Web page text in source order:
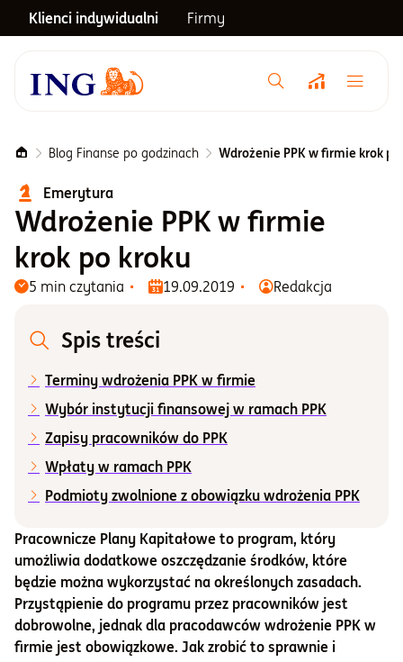
Klienci indywidualni Firmy
Menu główne
Notowania
Emerytura
Inwestycje
Blog
Centrum pomocy
Informacje i dokumenty
O nas
Otwórz konto
Zaloguj
Blog Finanse po godzinach Wdrożenie PPK w firmie krok
Emerytura
Wdrożenie PPK w firmie
krok po kroku
5 min czytania 19.09.2019 Redakcja
Pracownicze Plany Kapitałowe to program, który
umożliwia dodatkowe oszczędzanie środków, które
będzie można wykorzystać na określonych zasadach.
Przystąpienie do programu przez pracowników jest
dobrowolne, jednak dla pracodawców wdrożenie PPK w
firmie jest obowiązkowe. Jak zrobić to sprawnie i
Spis treści
Terminy wdrożenia PPK w firmie
Wybór instytucji finansowej w ramach PPK
Zapisy pracowników do PPK
Wpłaty w ramach PPK
Podmioty zwolnione z obowiązku wdrożenia PPK